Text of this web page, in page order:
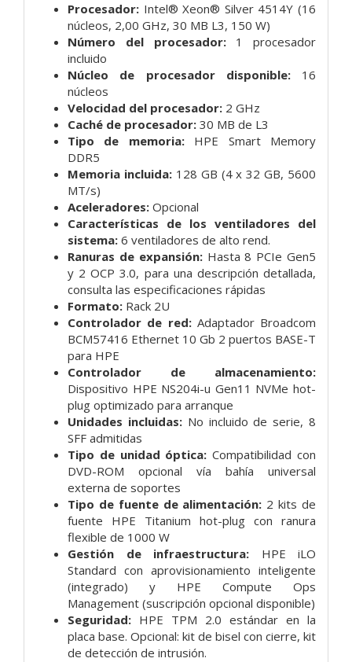
Procesador: Intel® Xeon® Silver 4514Y (16
núcleos, 2,00 GHz, 30 MB L3, 150 W)
Número del procesador:1 procesador
incluido
Núcleo de procesador disponible:16
núcleos
Velocidad del procesador: 2 GHz
Caché de procesador: 30 MB de L3
Tipo de memoria:HPE Smart Memory
DDR5
Memoria incluida:128 GB (4 x 32 GB, 5600
MT/s)
Aceleradores: Opcional
Características de los ventiladores del
sistema: 6 ventiladores de alto rend.
Ranuras de expansión:Hasta 8 PCIe Gen5
y 2 OCP 3.0, para una descripción detallada,
consulta las especificaciones rápidas
Formato: Rack 2U
Controlador de red:Adaptador Broadcom
BCM57416 Ethernet 10 Gb 2 puertos BASE-T
para HPE
Controlador de almacenamiento:
Dispositivo HPE NS204i-u Gen11 NVMe hot-
plug optimizado para arranque
Unidades incluidas:No incluido de serie, 8
SFF admitidas
Tipo de unidad óptica: Compatibilidad con
DVD-ROM opcional vía bahía universal
externa de soportes
Tipo de fuente de alimentación: 2 kits de
fuente HPE Titanium hot-plug con ranura
flexible de 1000 W
Gestión de infraestructura: HPE iLO
Standard con aprovisionamiento inteligente
(integrado) y HPE Compute Ops
Management (suscripción opcional disponible)
Seguridad: HPE TPM 2.0 estándar en la
placa base. Opcional: kit de bisel con cierre, kit
de detección de intrusión.